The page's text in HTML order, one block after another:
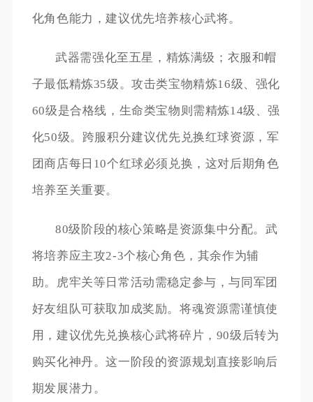
化角色能力，建议优先培养核心武将。
武器需强化至五星，精炼满级；衣服和帽
子最低精炼35级。攻击类宝物精炼16级、强化
60级是合格线，生命类宝物则需精炼14级、强
化50级。跨服积分建议优先兑换红球资源，军
团商店每日10个红球必须兑换，这对后期角色
培养至关重要。
80级阶段的核心策略是资源集中分配。武
将培养应主攻2-3个核心角色，其余作为辅
助。虎牢关等日常活动需稳定参与，与同军团
好友组队可获取加成奖励。将魂资源需谨慎使
用，建议优先兑换核心武将碎片，90级后转为
购买化神丹。这一阶段的资源规划直接影响后
期发展潜力。